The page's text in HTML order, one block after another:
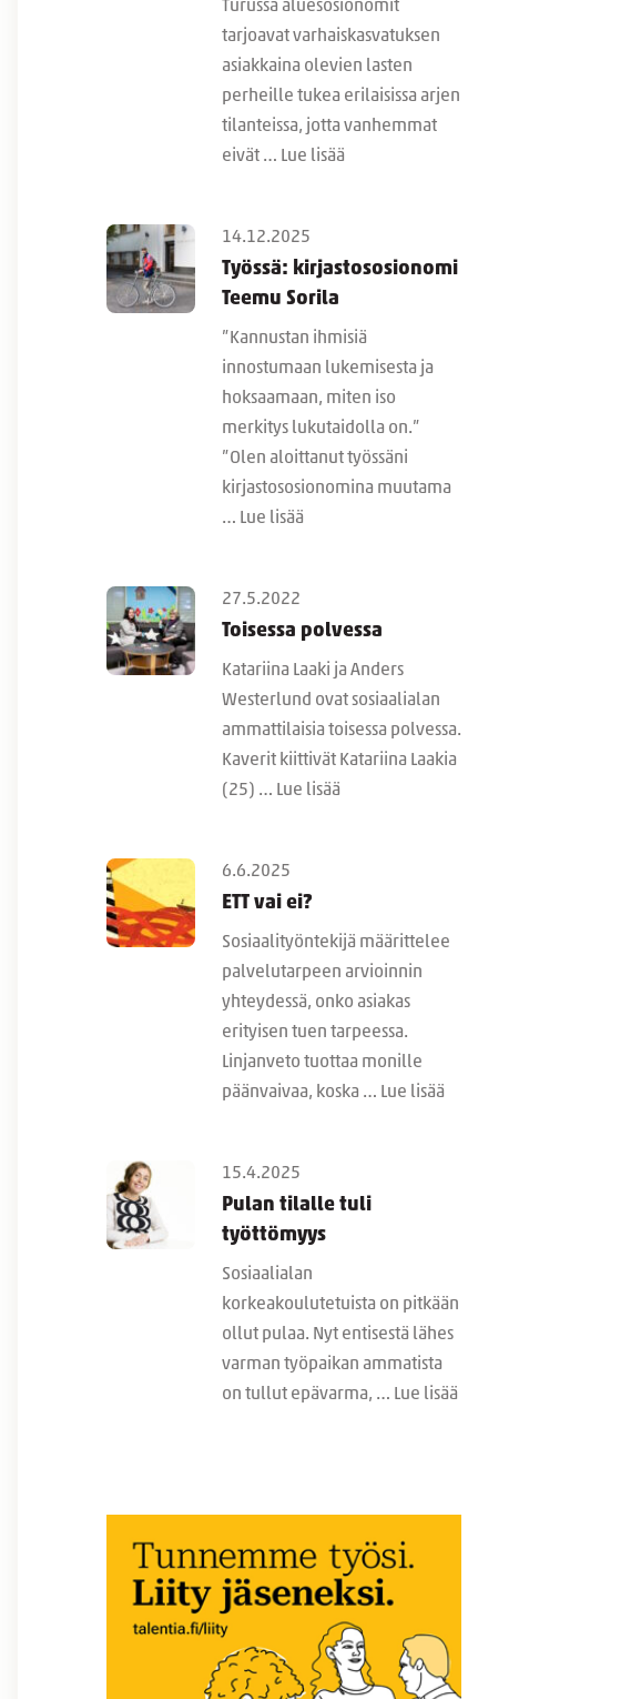
Turussa aluesosionomit
tarjoavat varhaiskasvatuksen
asiakkaina olevien lasten
perheille tukea erilaisissa arjen
tilanteissa, jotta vanhemmat
eivät … Lue lisää
14.12.2025
Työssä: kirjastososionomi
Teemu Sorila
”Kannustan ihmisiä
innostumaan lukemisesta ja
hoksaamaan, miten iso
merkitys lukutaidolla on.”
”Olen aloittanut työssäni
kirjastososionomina muutama
… Lue lisää
27.5.2022
Toisessa polvessa
Katariina Laaki ja Anders
Westerlund ovat sosiaalialan
ammattilaisia toisessa polvessa.
Kaverit kiittivät Katariina Laakia
(25) … Lue lisää
6.6.2025
ETT vai ei?
Sosiaalityöntekijä määrittelee
palvelutarpeen arvioinnin
yhteydessä, onko asiakas
erityisen tuen tarpeessa.
Linjanveto tuottaa monille
päänvaivaa, koska … Lue lisää
15.4.2025
Pulan tilalle tuli
työttömyys
Sosiaalialan
korkeakoulutetuista on pitkään
ollut pulaa. Nyt entisestä lähes
varman työpaikan ammatista
on tullut epävarma, … Lue lisää